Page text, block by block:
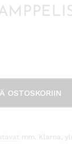
OSTOSKORIIN
mm. Klarna,